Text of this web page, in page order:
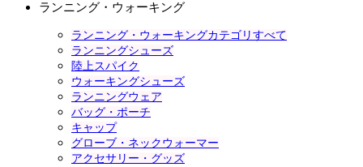
ランニング・ウォーキング
ランニング・ウォーキングカテゴリすべて
ランニングシューズ
陸上スパイク
ウォーキングシューズ
ランニングウェア
バッグ・ポーチ
キャップ
グローブ・ネックウォーマー
アクセサリー・グッズ